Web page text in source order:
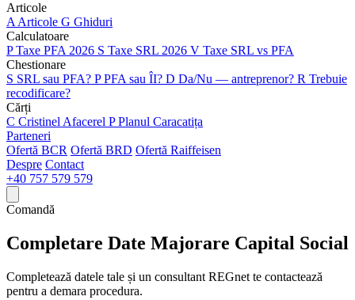
Articole
A Articole G Ghiduri
Calculatoare
PTaxe PFA 2026 S Taxe SRL 2026 V Taxe SRL vs PFA
Chestionare
S SRL sau PFA? PPFA sau ÎI? D Da/Nu — antreprenor? R Trebuie
recodificare?
Cărți
C Cristinel Afacerel PPlanul Caracatița
Parteneri
Ofertă BCR Ofertă BRD Ofertă Raiffeisen
Despre Contact
+40 757 579 579
Comandă
Completare Date Majorare Capital Social
Completează datele tale și un consultant REGnet te contactează
pentru a demara procedura.